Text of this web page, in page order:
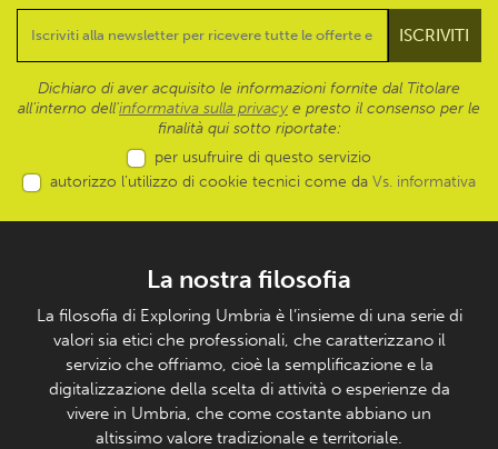
Dichiaro di aver acquisito le informazioni fornite dal Titolare
all’interno dell'informativa sulla privacy e presto il consenso per le
finalità qui sotto riportate:
per usufruire di questo servizio
autorizzo l’utilizzo di cookie tecnici come da Vs. informativa
La nostra filosofia
La filosofia di Exploring Umbria è l’insieme di una serie di
valori sia etici che professionali, che caratterizzano il
servizio che offriamo, cioè la semplificazione e la
digitalizzazione della scelta di attività o esperienze da
vivere in Umbria, che come costante abbiano un
altissimo valore tradizionale e territoriale.